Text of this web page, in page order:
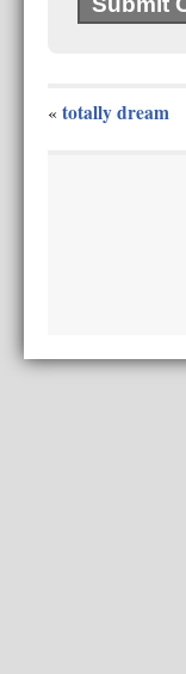
« totally dream